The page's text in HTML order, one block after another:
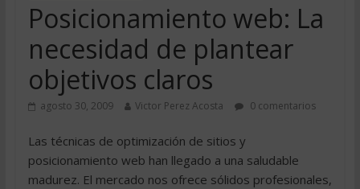
Posicionamiento web: La
necesidad de plantear
objetivos claros
agosto 30, 2009 Victor Perez Acosta 0 comentarios
Las técnicas de optimización de sitios y
posicionamiento web han llegado a una saludable
madurez. El mercado nos ofrece sólidos profesionales,